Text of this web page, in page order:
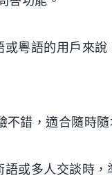
粵語的用戶來說
錯，適合隨時隨
或多人交談時